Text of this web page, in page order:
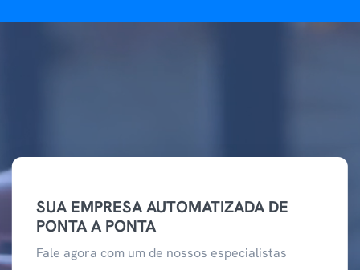
SUA EMPRESA AUTOMATIZADA DE
PONTA A PONTA
Fale agora com um de nossos especialistas